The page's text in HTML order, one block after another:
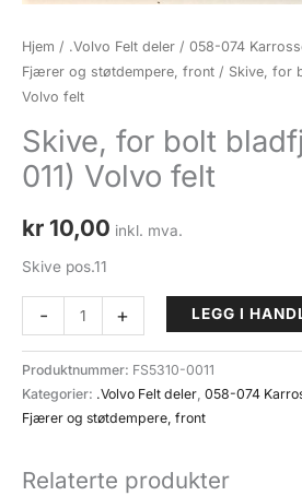
Hjem / .Volvo Felt deler / 058-074
Fjærer og støtdempere, front / Skive, for
Volvo felt
Skive, for bolt
011) Volvo felt
kr 10,00 inkl. mva.
Skive pos.11
-
for
bolt
bladfjær
(069-
Volvo
+ LEGG I
Produktnummer: FS5310-0011
Kategorier: .Volvo Felt deler 058-074
Fjærer og støtdempere, front
Relaterte produkter